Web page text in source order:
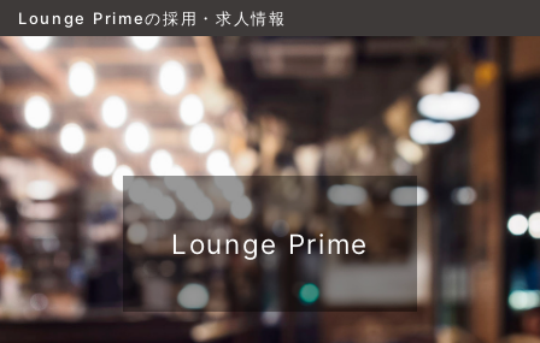
Lounge Primeの採用・求人情報
Lounge Prime